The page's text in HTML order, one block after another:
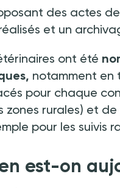
des actes
et un
ont été
notamment en
pour chaque
rurales) et
pour les suivis
est-on